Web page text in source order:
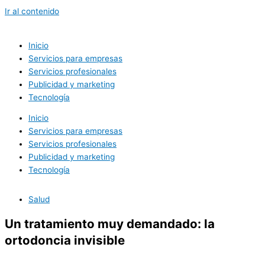
Ir al contenido
Inicio
Servicios para empresas
Servicios profesionales
Publicidad y marketing
Tecnología
Inicio
Servicios para empresas
Servicios profesionales
Publicidad y marketing
Tecnología
Salud
Un tratamiento muy demandado: la
ortodoncia invisible